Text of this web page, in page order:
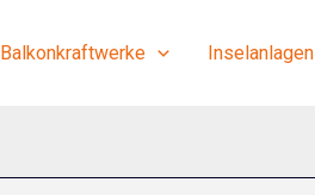
Balkonkraftwerke Inselanlagen